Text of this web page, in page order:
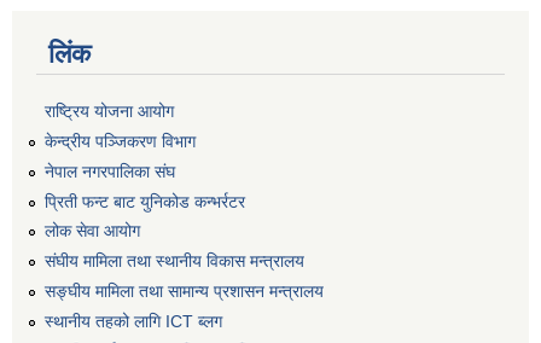
लिंक
राष्ट्रिय योजना आयोग
केन्द्रीय पञ्जिकरण विभाग
नेपाल नगरपालिका संघ
प्रिती फन्ट बाट युनिकोड कन्भर्रटर
लोक सेवा आयोग
संघीय मामिला तथा स्थानीय विकास मन्त्रालय
सङ्घीय मामिला तथा सामान्य प्रशासन मन्त्रालय
स्थानीय तहको लागि ICT ब्लग